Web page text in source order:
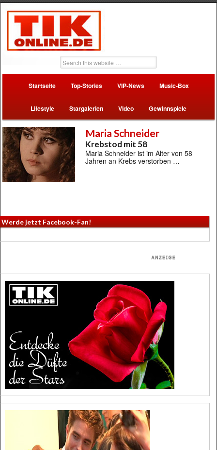
Startseite Top-Stories VIP-News Music-Box
Lifestyle Stargalerien Video Gewinnspiele
Maria Schneider
Krebstod mit 58
Maria Schneider ist im Alter von 58
Jahren an Krebs verstorben …
Werde jetzt Facebook-Fan!